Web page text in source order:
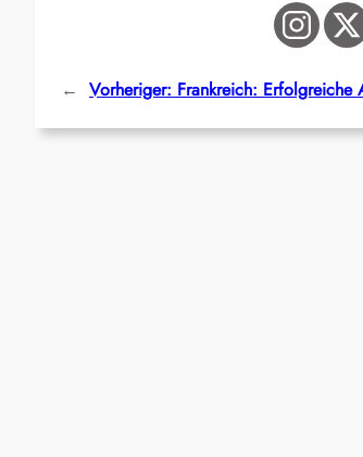
← Vorheriger: Frankreich: Erfolgreiche